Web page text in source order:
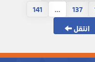
137
...
141
انتقل